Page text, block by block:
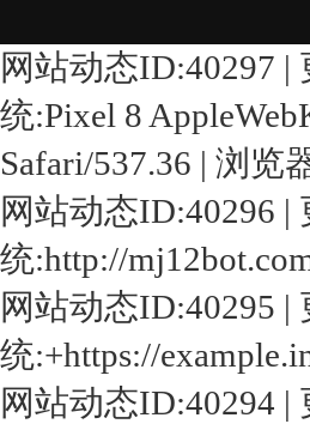
网站动态ID:40297 |
统:Pixel 8
Safari/537.36 | 浏览
网站动态ID:40296 |
统:http://
网站动态ID:40295 |
统:+https://
网站动态ID:40294 |